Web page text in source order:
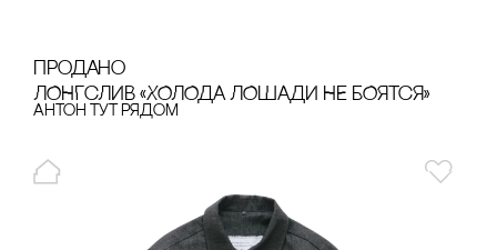
продано
ЛОНГсЛИВ «ХОЛОДА ЛОШАДИ НЕ БОЯТсЯ»
Антон тут рядом